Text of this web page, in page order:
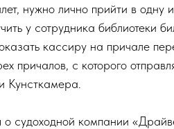
нужно лично прийти в одну
у сотрудника библиотеки
кассиру на причале
причалов, с которого
Кунсткамера.
судоходной компании